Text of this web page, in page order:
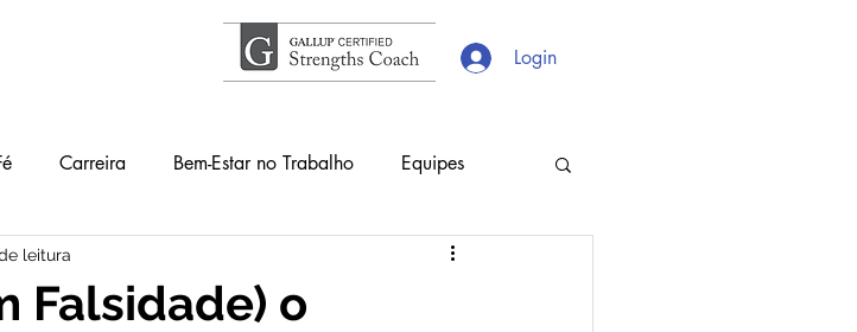
Login
Carreira Bem-Estar no Trabalho Equipes
#34Lentes
Falsidade) o
leitura